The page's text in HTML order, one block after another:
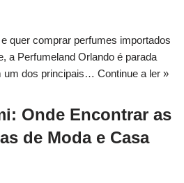
quer comprar perfumes importados
a Perfumeland Orlando é parada
um dos principais… Continue a ler »
Onde Encontrar as
de Moda e Casa